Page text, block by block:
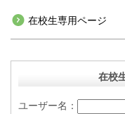
在校生専用ページ
在校
ユーザー名：